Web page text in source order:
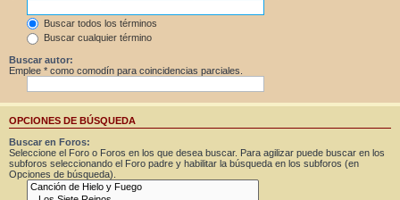
Buscar todos los términos
Buscar cualquier término
Buscar autor:
Emplee * como comodín para coincidencias parciales.
OPCIONES DE BÚSQUEDA
Buscar en Foros:
Seleccione el Foro o Foros en los que desea buscar. Para agilizar puede buscar en los
subforos seleccionando el Foro padre y habilitar la búsqueda en los subforos (en
Opciones de búsqueda).